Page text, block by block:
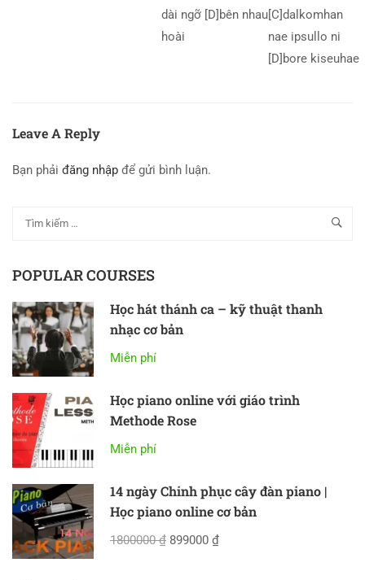
dài ngỡ [D]bên nhau
hoài
[C]dalkomhan
nae ipsullo ni
[D]bore kiseuhae
Leave A Reply
Bạn phải đăng nhập để gửi bình luận.
POPULAR COURSES
Học hát thánh ca – kỹ thuật thanh
nhạc cơ bản
Miễn phí
Học piano online với giáo trình
Methode Rose
Miễn phí
14 ngày Chinh phục cây đàn piano |
Học piano online cơ bản
1800000 ₫ 899000 ₫